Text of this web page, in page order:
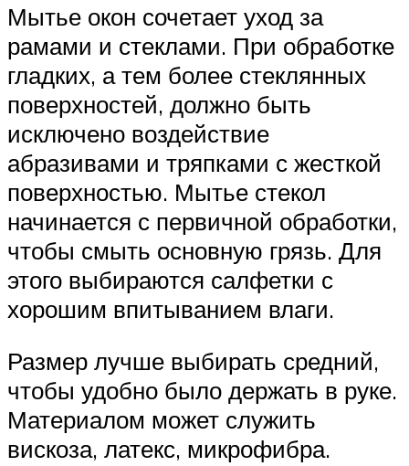
Мытье окон сочетает уход за
рамами и стеклами. При обработке
гладких, а тем более стеклянных
поверхностей, должно быть
исключено воздействие
абразивами и тряпками с жесткой
поверхностью. Мытье стекол
начинается с первичной обработки,
чтобы смыть основную грязь. Для
этого выбираются салфетки с
хорошим впитыванием влаги.
Размер лучше выбирать средний,
чтобы удобно было держать в руке.
Материалом может служить
вискоза, латекс, микрофибра.